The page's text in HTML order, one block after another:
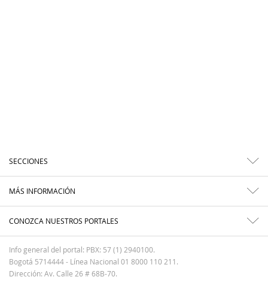
SECCIONES
MÁS INFORMACIÓN
CONOZCA NUESTROS PORTALES
Info general del portal: PBX: 57 (1) 2940100.
Bogotá 5714444 - Línea Nacional 01 8000 110 211.
Dirección: Av. Calle 26 # 68B-70.